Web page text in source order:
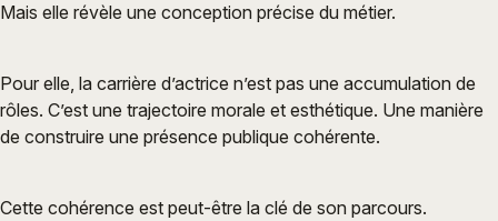
Mais elle révèle une conception précise du métier.
Pour elle, la carrière d’actrice n’est pas une accumulation de
rôles. C’est une trajectoire morale et esthétique. Une manière
de construire une présence publique cohérente.
Cette cohérence est peut-être la clé de son parcours.